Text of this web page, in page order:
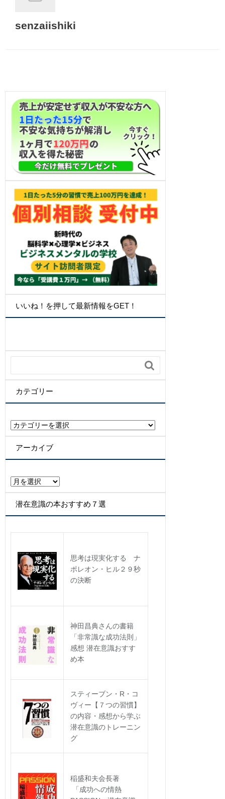
senzaiishiki
いいね！を押して最新情報をGET！

カテゴリー
カ
テ
ゴ
リ
アーカイブ
ア
ー
カ
イ
潜在意識の本おすすめ７選
思考は現実化する ナ
ポレオン・ヒル２９秒
の決断
神田昌典さんの書籍
「非常識な成功法則」
感想 潜在意識おすす
め本
スティーブン・R・コ
ヴィー【７つの習慣】
の内容・感想から学ぶ
潜在意識のトレーニン
グ
稲盛和夫会長著
「成功への情熱